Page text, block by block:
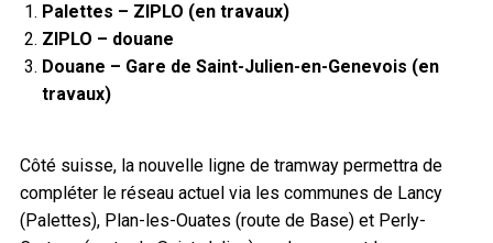
Palettes – ZIPLO (en travaux)
ZIPLO – douane
Douane – Gare de Saint-Julien-en-Genevois (en
travaux)
Côté suisse, la nouvelle ligne de tramway permettra de
compléter le réseau actuel via les communes de Lancy
(Palettes), Plan-les-Ouates (route de Base) et Perly-